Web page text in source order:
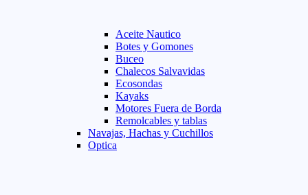
Aceite Nautico
Botes y Gomones
Buceo
Chalecos Salvavidas
Ecosondas
Kayaks
Motores Fuera de Borda
Remolcables y tablas
Navajas, Hachas y Cuchillos
Optica